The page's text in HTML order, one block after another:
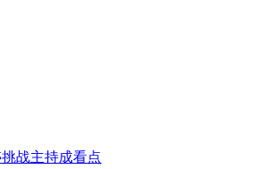
战主持成看点